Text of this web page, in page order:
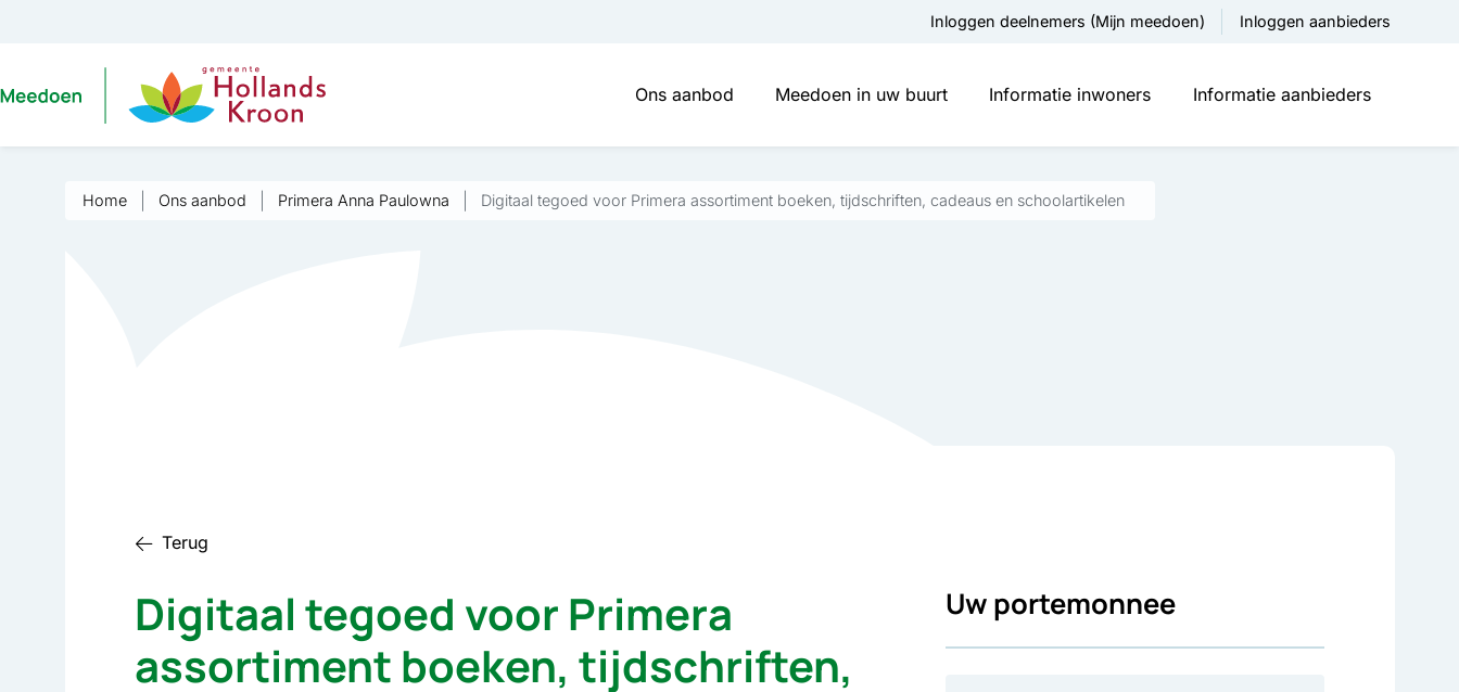
Inloggen deelnemers (Mijn meedoen) Inloggen aanbieders
Ons aanbod Meedoen in uw buurt Informatie inwoners Informatie aanbieders
Home Ons aanbod Primera Anna Paulowna Digitaal tegoed voor Primera assortiment boeken, tijdschriften, cadeaus en schoolartikelen
Terug
Digitaal tegoed voor Primera
assortiment boeken, tijdschriften,
Uw portemonnee